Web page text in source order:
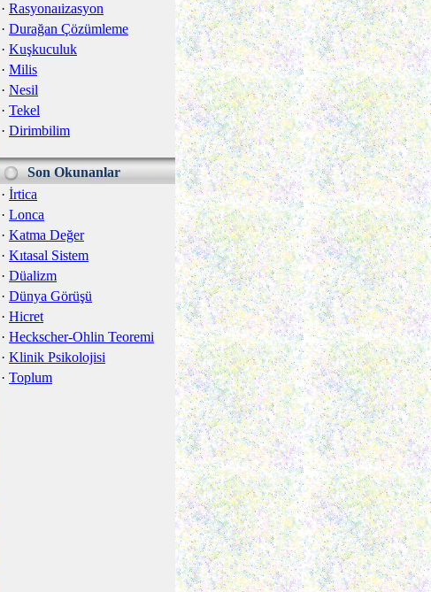
· Rasyonaıizasyon
· Durağan Çözümleme
· Kuşkuculuk
· Milis
· Nesil
· Tekel
· Dirimbilim
Son Okunanlar
· İrtica
· Lonca
· Katma Değer
· Kıtasal Sistem
· Düalizm
· Dünya Görüşü
· Hicret
· Heckscher-Ohlin Teoremi
· Klinik Psikolojisi
· Toplum